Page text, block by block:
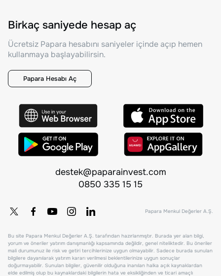
Birkaç saniyede hesap aç
Ücretsiz Papara hesabını saniyeler içinde açıp hemen
kullanmaya başlayabilirsin.
Papara Hesabı Aç
destek@paparainvest.com
0850 335 15 15
Papara Menkul Değerler A.Ş.
Bu site Papara Menkul Değerler A.Ş. tarafından hazırlanmıştır. Burada yer alan bilgi,
yorum ve öneriler yatırım danışmanlığı kapsamında değildir, genel niteliktedir. Bu öneriler
mali durumunuz ile risk ve getiri tercihlerinize uygun olmayabilir. Sadece burada sunulan
bilgilere dayanılarak yatırım kararı verilmesi beklentilerinize uygun sonuçlar
doğurmayabilir. Sunulan bilgiler, güvenilir olduğuna inanılan halka açık kaynaklardan
elde edilmiş olup bu kaynaklardaki bilgilerin hata ve eksikliğinden ve ticari amaçlı